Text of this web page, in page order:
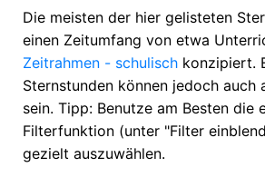
Die meisten der hier gelisteten
einen Zeitumfang von etwa
Zeitrahmen - schulisch konzipiert.
Sternstunden können jedoch auch
sein. Tipp: Benutze am Besten die
Filterfunktion (unter "Filter
gezielt auszuwählen.